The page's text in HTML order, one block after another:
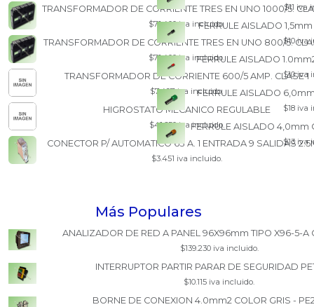
TRANSFORMADOR DE CORRIENTE TRES EN UNO 1000/5.
$71.400 iva incluido.
TRANSFORMADOR DE CORRIENTE TRES EN UNO 800/5.
$71.400 iva incluido.
TRANSFORMADOR DE CORRIENTE 600/5 AMP. CLASE 1
$7.497 iva incluido.
HIGROSTATO MECANICO REGULABLE
$41.650 iva incluido.
CONECTOR P/ AUTOMATICO 63 A. 1 ENTRADA 9 SALIDAS
$3.451 iva incluido.
$11 iva
FERRULE AISLADO
$10 iva
FERRULE AISLADO
$10 iva
FERRULE AISLADO
$18 iva
FERRULE AISLADO 4,0mm
$13 iva
Más Populares
ANALIZADOR DE RED A PANEL 96X96mm TIPO X96-5-A
$139.230 iva incluido.
INTERRUPTOR PARTIR PARAR DE SEGURIDAD
$10.115 iva incluido.
BORNE DE CONEXION 4.0mm2 COLOR GRIS -